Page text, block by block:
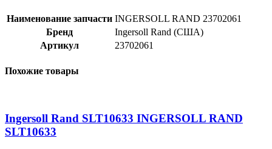
Наименование запчасти INGERSOLL RAND 23702061
Бренд
Ingersoll Rand (США)
Артикул
23702061
Похожие товары
Ingersoll Rand SLT10633 INGERSOLL RAND
SLT10633